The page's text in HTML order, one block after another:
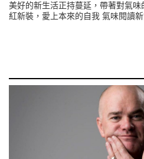
美好的新生活正持蔓延，帶著對氣
紅新裝，愛上本來的自我 氣味閱讀